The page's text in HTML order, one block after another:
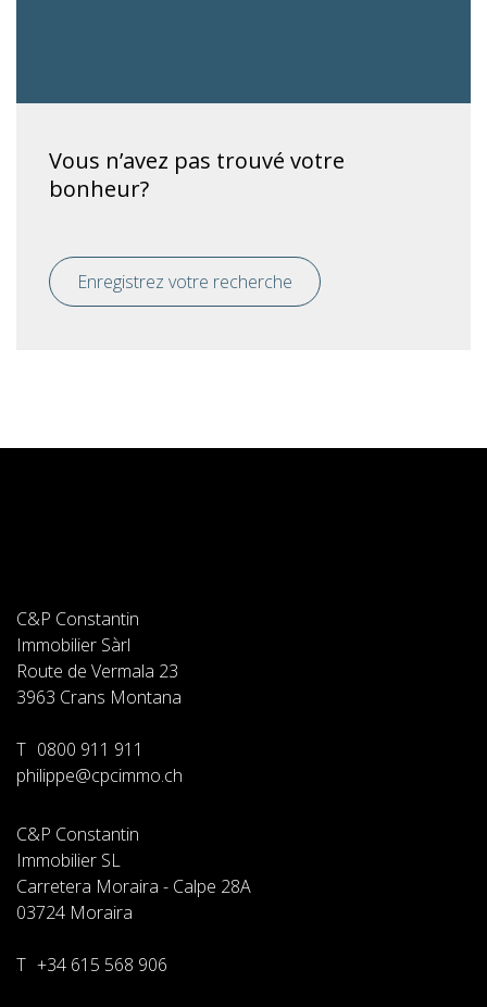
Vous n’avez pas trouvé votre
bonheur?
Enregistrez votre recherche
C&P Constantin
Immobilier Sàrl
Route de Vermala 23
3963 Crans Montana
T 0800 911 911
philippe@cpcimmo.ch
C&P Constantin
Immobilier SL
Carretera Moraira - Calpe 28A
03724 Moraira
T +34 615 568 906